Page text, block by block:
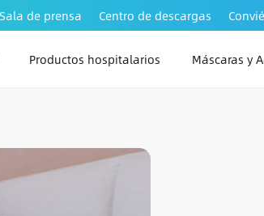
Sala de prensa Centro de descargas
Productos hospitalarios Máscaras y